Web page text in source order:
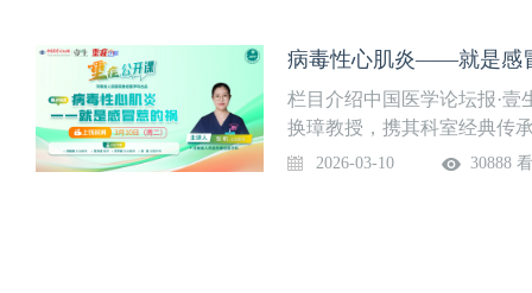
症？10、蛛网膜下腔出血患
行预后评估？12、SAH患者
二）授课专家张廷源 主治医
任医师董鑫 主治医师张雪艳
的定义与分类？2、血钠水
钠血症能否解释？4、患者
病毒性心肌炎——就是感
栏目介绍中国医学论坛报·
换璋教授，携其科室经典传
取临床一线经典病例，深度
2026-03-10 30888